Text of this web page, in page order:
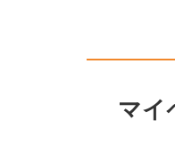
マイ